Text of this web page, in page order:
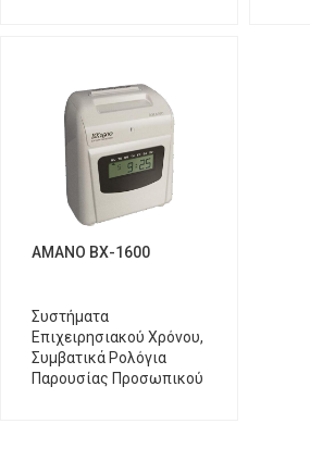
ΑΜΑΝΟ ΒΧ-1600
Συστήματα
Επιχειρησιακού Χρόνου,
Συμβατικά Ρολόγια
Παρουσίας Προσωπικού